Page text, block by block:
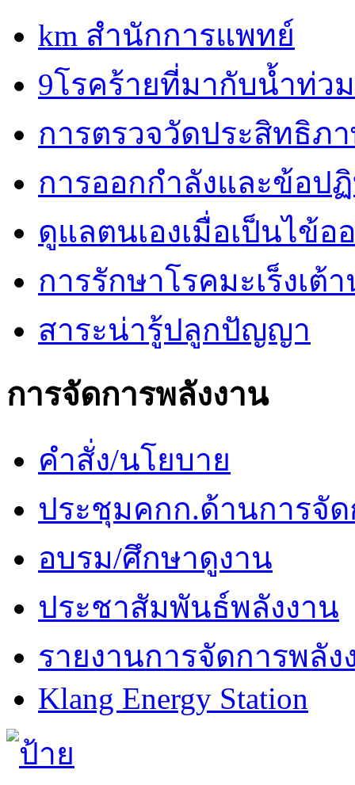
km สำนักการแพทย์
9โรคร้ายที่มากับน้ำท่วม
การตรวจวัดประสิทธิภ
การออกกำลังและข้อป
ดูแลตนเองเมื่อเป็นไข้อ
การรักษาโรคมะเร็งเต้
สาระน่ารู้ปลูกปัญญา
การจัดการพลังงาน
คำสั่ง/นโยบาย
ประชุมคกก.ด้านการจัด
อบรม/ศึกษาดูงาน
ประชาสัมพันธ์พลังงาน
รายงานการจัดการพลัง
Klang Energy Station